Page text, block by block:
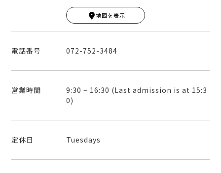
k
−
地図を表示
電話番号 072-752-3484
営業時間
9:30 – 16:30 (Last admission is at 15:3
0)
定休日 Tuesdays